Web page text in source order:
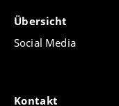
Übersicht
Social Media
Kontakt